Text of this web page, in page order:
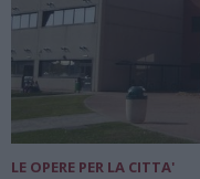
LE OPERE PER LA CITTA'